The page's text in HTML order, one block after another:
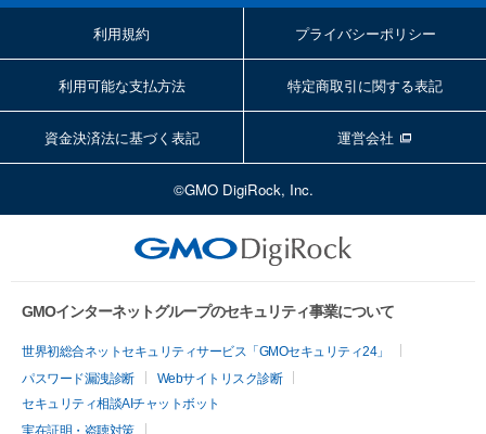
利用規約 プライバシーポリシー
利用可能な支払方法 特定商取引に関する表記
資金決済法に基づく表記 運営会社
©GMO DigiRock, Inc.
GMOインターネットグループのセキュリティ事業について
世界初総合ネットセキュリティサービス「GMOセキュリティ24」
パスワード漏洩診断
Webサイトリスク診断
セキュリティ相談AIチャットボット
実在証明・盗聴対策